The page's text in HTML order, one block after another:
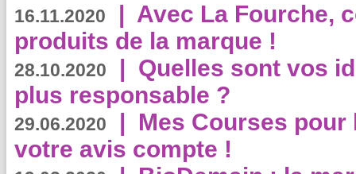
16.11.2020 | Avec La Fourche,
produits de la marque !
28.10.2020 | Quelles sont vos
plus responsable ?
29.06.2020 | Mes Courses pour
votre avis compte !